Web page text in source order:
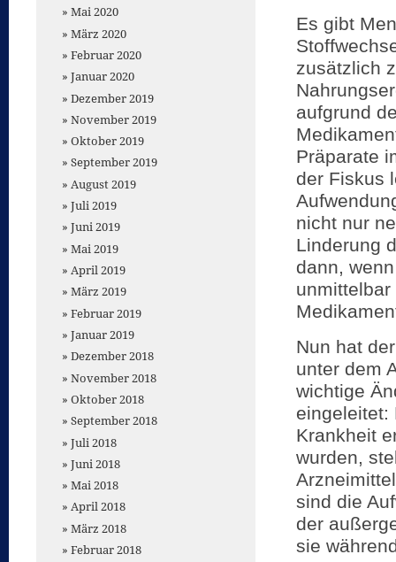
Es gibt
zusätzlich
aufgrund
Präparate
der Fiskus
nicht nur
Linderung
dann,
Nun hat
unter dem
wichtige
eingeleitet:
Krankheit
wurden,
sind die
der
sie
Mai 2020
März 2020
Februar 2020
Januar 2020
Dezember 2019
November 2019
Oktober 2019
September 2019
August 2019
Juli 2019
Juni 2019
Mai 2019
April 2019
März 2019
Februar 2019
Januar 2019
Dezember 2018
November 2018
Oktober 2018
September 2018
Juli 2018
Juni 2018
Mai 2018
April 2018
März 2018
Februar 2018